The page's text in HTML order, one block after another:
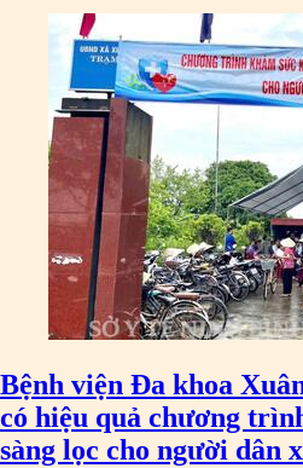
Bệnh viện Đa khoa
có hiệu quả chương
sàng lọc cho người dân